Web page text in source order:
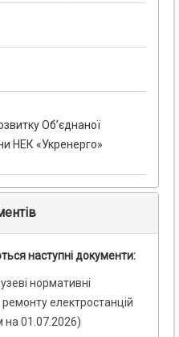
Об’єднаної
НЕК «Укренерго»
наступні документи:
нормативні
електростанцій
01.07.2026)